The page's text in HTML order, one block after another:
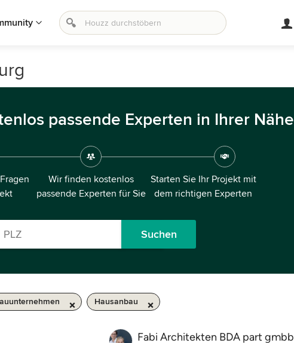
passende Experten in Ihrer Nähe
Wir finden kostenlos
passende Experten für Sie
Starten Sie Ihr Projekt mit
dem richtigen Experten
Suchen
Hausanbau
Fabi Architekten BDA part gmbb